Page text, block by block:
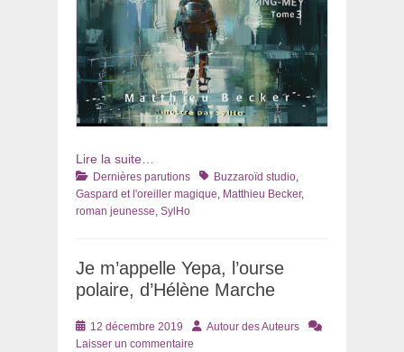
Lire la suite…
Catégories
Dernières parutions TagsBuzzaroïd studio,
Gaspard et l'oreiller magique, Matthieu Becker,
roman jeunesse, SylHo
Je m’appelle Yepa, l’ourse
polaire, d’Hélène Marche
Posté
le
12 décembre 2019 AuteurAutour des Auteurs
Laisser un commentaire